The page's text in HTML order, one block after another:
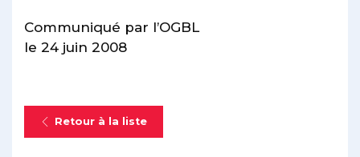
Communiqué par l’OGBL
le 24 juin 2008
Retour à la liste